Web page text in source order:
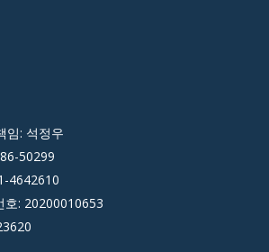
임: 석정우
50299
4642610
호: 20200010653